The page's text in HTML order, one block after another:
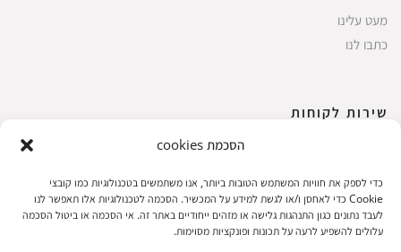
הסכמת cookies
כדי לספק את חוויות המשתמש הטובות ביותר, אנו משתמשים בטכנולוגיות כמו קובצי
Cookie כדי לאחסן ו/או לגשת למידע על המכשיר. הסכמה לטכנולוגיות אלו תאפשר לנו
לעבד נתונים כגון התנהגות גלישה או מזהים ייחודיים באתר זה. אי הסכמה או ביטול הסכמה
עלולים להשפיע לרעה על תכונות ופונקציות מסוימות.
מעט עלינו
כתבו לנו
שירות לקוחות
פריטים אהובים
עגלת קניות
תקנון אתר